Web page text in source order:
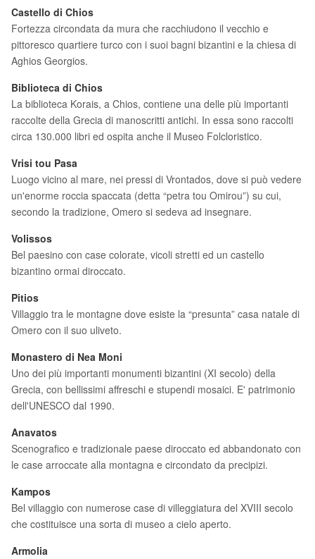
Castello di Chios
Fortezza circondata da mura che racchiudono il vecchio e
pittoresco quartiere turco con i suoi bagni bizantini e la chiesa di
Aghios Georgios.
Biblioteca di Chios
La biblioteca Korais, a Chios, contiene una delle più importanti
raccolte della Grecia di manoscritti antichi. In essa sono raccolti
circa 130.000 libri ed ospita anche il Museo Folcloristico.
Vrisi tou Pasa
Luogo vicino al mare, nei pressi di Vrontados, dove si può vedere
un'enorme roccia spaccata (detta “petra tou Omirou”) su cui,
secondo la tradizione, Omero si sedeva ad insegnare.
Volissos
Bel paesino con case colorate, vicoli stretti ed un castello
bizantino ormai diroccato.
Pitios
Villaggio tra le montagne dove esiste la “presunta” casa natale di
Omero con il suo uliveto.
Monastero di Nea Moni
Uno dei più importanti monumenti bizantini (XI secolo) della
Grecia, con bellissimi affreschi e stupendi mosaici. E' patrimonio
dell'UNESCO dal 1990.
Anavatos
Scenografico e tradizionale paese diroccato ed abbandonato con
le case arroccate alla montagna e circondato da precipizi.
Kampos
Bel villaggio con numerose case di villeggiatura del XVIII secolo
che costituisce una sorta di museo a cielo aperto.
Armolia